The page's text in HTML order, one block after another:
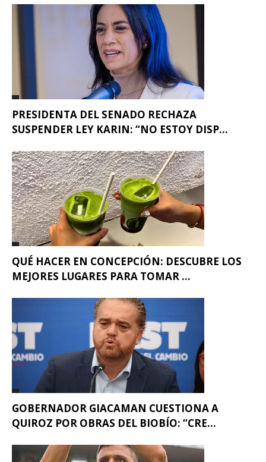
PRESIDENTA DEL SENADO RECHAZA
SUSPENDER LEY KARIN: “NO ESTOY DISP...
QUÉ HACER EN CONCEPCIÓN: DESCUBRE LOS
MEJORES LUGARES PARA TOMAR ...
GOBERNADOR GIACAMAN CUESTIONA A
QUIROZ POR OBRAS DEL BIOBÍO: “CRE...